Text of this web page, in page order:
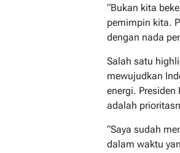
“Bukan kita
pemimpin kita.
dengan nada
Salah satu
mewujudkan
energi.
adalah
“Saya sudah
dalam waktu